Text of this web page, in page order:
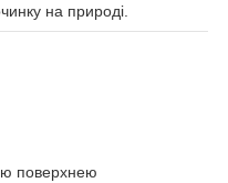
на природі.
поверхнею